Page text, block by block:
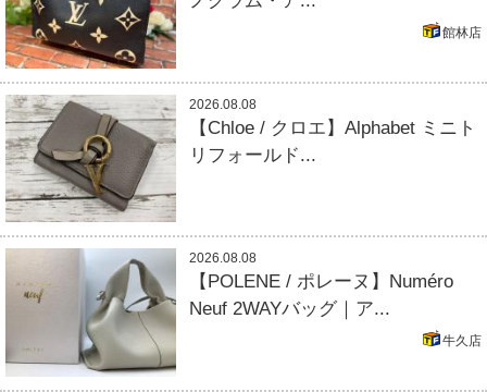
館林店
2026.08.08
【Chloe / クロエ】Alphabet ミニト
リフォールド...
2026.08.08
【POLENE / ポレーヌ】Numéro
Neuf 2WAYバッグ｜ア...
牛久店